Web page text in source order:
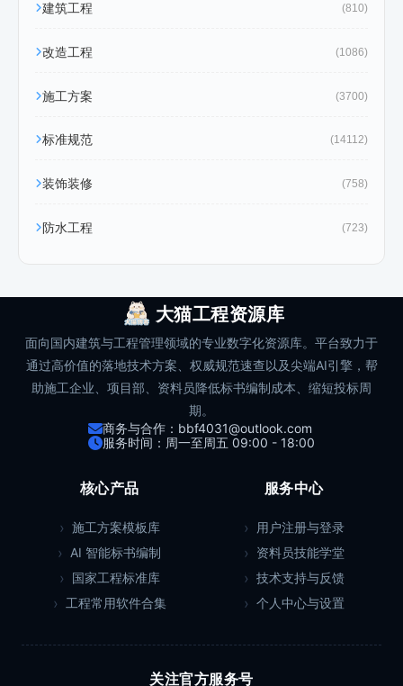
建筑工程 (810)
改造工程 (1086)
施工方案 (3700)
标准规范 (14112)
装饰装修 (758)
防水工程 (723)
大猫工程资源库
面向国内建筑与工程管理领域的专业数字化资源库。平台致力于
通过高价值的落地技术方案、权威规范速查以及尖端AI引擎，帮
助施工企业、项目部、资料员降低标书编制成本、缩短投标周
期。
商务与合作：bbf4031@outlook.com
服务时间：周一至周五 09:00 - 18:00
核心产品
施工方案模板库
AI 智能标书编制
国家工程标准库
工程常用软件合集
服务中心
用户注册与登录
资料员技能学堂
技术支持与反馈
个人中心与设置
关注官方服务号